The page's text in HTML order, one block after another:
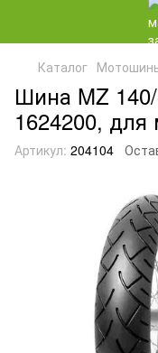
Каталог
Шина MZ
1624200,
Артикул: 204104